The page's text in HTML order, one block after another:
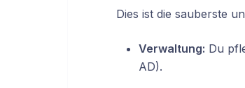
Dies ist die sauberste
Verwaltung: Du
AD).